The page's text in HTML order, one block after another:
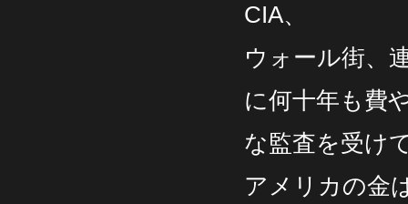
CIA、
ウォール街、
に何十年も費
な監査を受け
アメリカの金